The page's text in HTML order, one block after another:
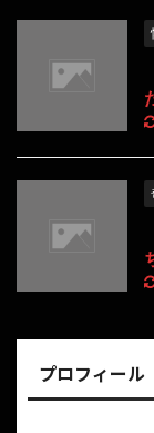
プロフィール